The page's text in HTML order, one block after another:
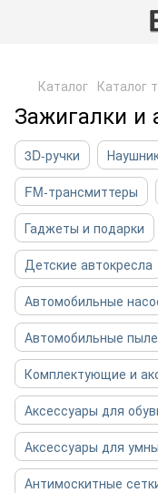
Каталог Каталог
Зажигалки и
3D-ручки
FM-трансмиттеры
Гаджеты и подарки
Детские автокресла
Автомобильные
Автомобильные
Комплектующие и
Аксессуары для
Аксессуары для
Антимоскитные